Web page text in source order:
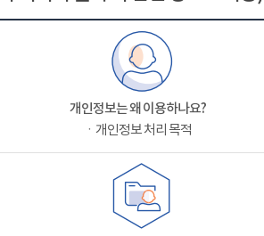
개인정보는 왜 이용하나요?
ㆍ개인정보 처리 목적